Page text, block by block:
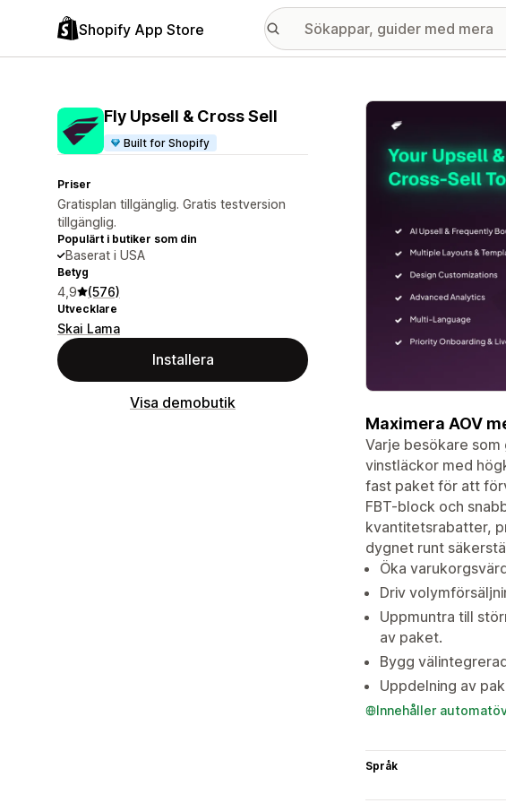
Shopify App Store
Fly Upsell & Cross Sell
Built for Shopify
Priser
Gratisplan tillgänglig. Gratis testversion
tillgänglig.
Populärt i butiker som din
Baserat i USA
Betyg
4,9 (576)
Utvecklare
Skai Lama
Installera
Visa demobutik
Galleri med utvalda
Maximera AOV
Varje besökare som
vinstläckor med
fast paket för att
FBT-block och
kvantitetsrabatter,
dygnet runt
Öka
Driv
Uppmuntra till
av paket.
Bygg
Uppdelning av
Innehåller
Språk